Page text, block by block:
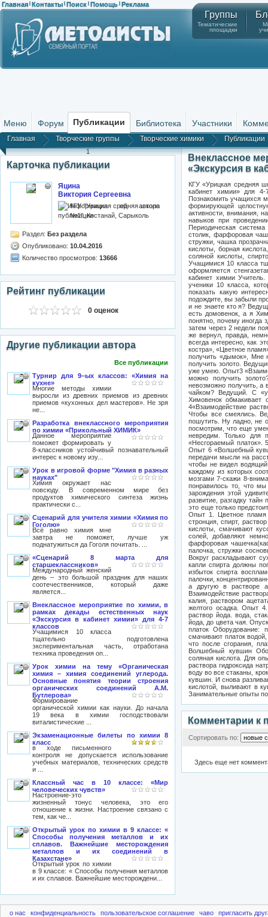
Главная | Контакты | Поиск | Помощь | Реклама
Группы
Тематические
площадки
Меню Форум Публикации Библиотека Участники
Главная Творческие группы Творческие химики Публикации
1
Карточка публикации
Яцина
Виктория Сергеевна
КГУ "Урицкая средняя школа
№1", Костанай, Сарыколь
Раздел: Без раздела
Опубликовано: 10.04.2016
Количество просмотров: 13666
Рейтинг публикации
0 оценок
Другие публикации автора
Все публикации
Турнир для 9–ых классов: «Химия на
кухне»
Многие методы химии
выросли из древних приемов из древних
приемов «кухонных дел мастеров». Не зря
не...
Разработка внеклассного мероприятия
по химии «Прикольный ХИМИК»
Данное мероприятие
поможет формировать у
8-классников устойчивый познавательный
интерес к новому изу...
Урок в игровой форме "Химия в разных
науках"
Химия окружает нас
повсюду. В современном мире без
продуктов химического синтеза жизнь
практически с...
Сценарий для учителя химии «Химия по
Гоголю»
Всё равно химия мне
завтра не поможет, лучше уж
поднатужиться да Гоголя почитать. ...
«Сценарий 8 марта для
старшеклассников»
Международный женский
день – это большой праздник для наших
соотечественников, который даже
является...
Внеклассное мероприятие по химии, в
рамках декады естественных наук
«Экскурсия в кабинет химии» для 4-7
классов
Учащимися 10 класса
тщательно подготовлена
экспериментальная часть, отработана
техника проведения оп...
Урок химии на тему «Органическая
химия – химия соединений углерода.
Основные понятия теории строения
органических соединений А.М.
Бутлерова»
Формирование
органической химии как науки. До начала
19 века в химии господствовали
виталистические ...
Экзаменационные билеты по химии 8
класс
в ходе письменного
контроля не допускается использование
учебных материалов, технических средств
и ...
Классный час в 10 классе: «Мир
человеческих чувств»
Настроение-это
жизненный тонус человека, это его
отношение к жизни. Настроение связано с
тем, как че...
Открытый урок по химии в 9 классе: «
Способы получения металлов и их
сплавов. Важнейшие месторождения
металлов и их соединений в
Казахстане»
Открытый урок по химии
в 9 классе: « Способы получения металлов
и их сплавов. Важнейшие месторождени...
Внеклассное
«Экскурсия в
КГУ «Урицкая средняя
кабинет химии» для 4-
Познакомить учащихся
формирующей
активности, внимания,
навыков при
Периодическая
столик, фарфоровая
стружки, чашка
кислоты, борная
соляной кислоты,
Учащимися 10 класса
оформляется
кабинет химии
ученики 10 класса,
показать какую
подождите, вы забыли
и не знаете кто я?
есть домовенок, а я
понятно, почему иногда
затем через 2 недели
же вернул, правда,
всегда интересно, как
костра», «Цветное
получить «дымок», Мне
получить золото.
уже умею. Опыт3
можно получить
невозможно получить, а
чайком? Ведущий. С
Химовенок
4«Взаимодействие
Чтобы все смеялись.
пошутить. Ну ладно, не
посмотрим, что еще
невредим. Только для
«Несгораемый платок».
Опыт 6 «Волшебный
передачи мысли на
чтобы не видел
каждому из которых
мозгами 7-скажи 8-
понравилось то, что
зарождения этой
развитие, разгадку
это еще только
Опыт 1. Цветное пламя
стронция, спирт,
кислоты, смачивают
солей, добавляют
фарфоровая
палочка, стружки
Вокруг раскладывают
капли спирта должны
избыток спирта
палочки,
а другую в растворе
Взаимодействие
калия, раствором
желтого осадка. Опыт
раствор йода. вода,
йода, до цвета чая.
платок Оборудование:
смачивают платок
что после сгорания,
Волшебный кувшин
соляная кислота. Для
раствора гидроксида
воду во все стаканы,
кувшин. И снова
кислотой, выливают в
Занимательные опыты
Комментарии к
Сортировать по:
Здесь еще нет
о нас конфиденциальность пользовательское соглашение чаво пригласить